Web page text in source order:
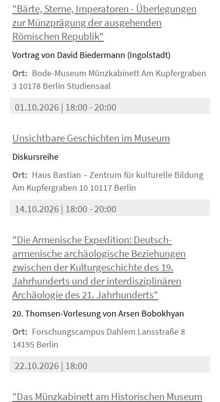
"Bärte, Sterne, Imperatoren - Überlegungen
zur Münzprägung der ausgehenden
Römischen Republik"
Vortrag von David Biedermann (Ingolstadt)
Ort: Bode-Museum Münzkabinett Am Kupfergraben
3 10178 Berlin Studiensaal
01.10.2026 | 18:00 - 20:00
Unsichtbare Geschichten im Museum
Diskursreihe
Ort: Haus Bastian – Zentrum für kulturelle Bildung
Am Kupfergraben 10 10117 Berlin
14.10.2026 | 18:00 - 20:00
"Die Armenische Expedition: Deutsch-
armenische archäologische Beziehungen
zwischen der Kulturgeschichte des 19.
Jahrhunderts und der interdisziplinären
Archäologie des 21. Jahrhunderts"
20. Thomsen-Vorlesung von Arsen Bobokhyan
Ort: Forschungscampus Dahlem Lansstraße 8
14195 Berlin
22.10.2026 | 18:00
"Das Münzkabinett am Historischen Museum